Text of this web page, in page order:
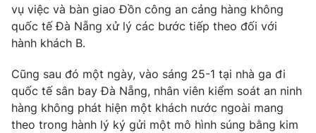
THỜI BÁO VTV
Theo dõi báo trên
Cơ quan chủ quản:Đài Truyền hình Việt Nam
vụ việc và bàn giao Đồn công an cảng hàng không
quốc tế Đà Nẵng xử lý các bước tiếp theo đối với
hành khách B.
Cũng sau đó một ngày, vào sáng 25-1 tại nhà ga đi
quốc tế sân bay Đà Nẵng, nhân viên kiểm soát an ninh
hàng không phát hiện một khách nước ngoài mang
theo trong hành lý ký gửi một mô hình súng bằng kim